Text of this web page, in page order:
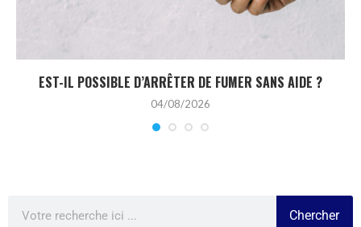
EST-IL POSSIBLE D’ARRÊTER DE FUMER SANS AIDE ?
04/08/2026
Chercher